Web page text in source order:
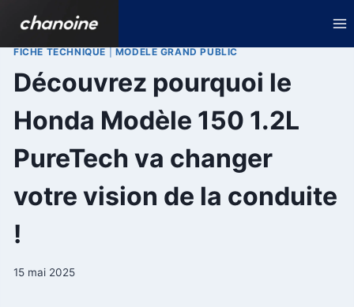
contenu
FICHE TECHNIQUE MODELE GRAND PUBLIC
Découvrez pourquoi le
Honda Modèle 150 1.2L
PureTech va changer
votre vision de la conduite
!
15 mai 2025